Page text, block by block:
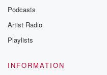
Podcasts
Artist Radio
Playlists
INFORMATION